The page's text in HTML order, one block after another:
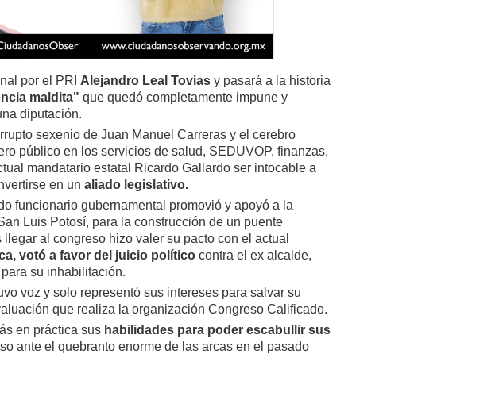
por el PRI Alejandro Leal Tovias y pasará a la historia
maldita" que quedó completamente impune y
diputación.
sexenio de Juan Manuel Carreras y el cerebro
público en los servicios de salud, SEDUVOP, finanzas,
mandatario estatal Ricardo Gallardo ser intocable a
en un aliado legislativo.
funcionario gubernamental promovió y apoyó a la
Luis Potosí, para la construcción de un puente
al congreso hizo valer su pacto con el actual
votó a favor del juicio político contra el ex alcalde,
su inhabilitación.
voz y solo representó sus intereses para salvar su
que realiza la organización Congreso Calificado.
en práctica sus habilidades para poder escabullir sus
ante el quebranto enorme de las arcas en el pasado